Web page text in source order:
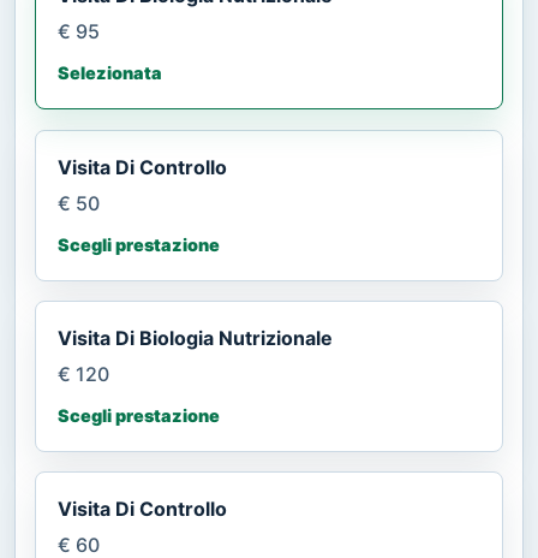
€ 95
Selezionata
Visita Di Controllo
€ 50
Scegli prestazione
Visita Di Biologia Nutrizionale
€ 120
Scegli prestazione
Visita Di Controllo
€ 60